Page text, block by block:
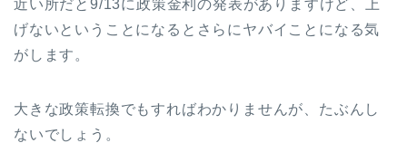
近い所だと9/13に政策金利の発表がありますけど、上
げないということになるとさらにヤバイことになる気
がします。
大きな政策転換でもすればわかりませんが、たぶんし
ないでしょう。